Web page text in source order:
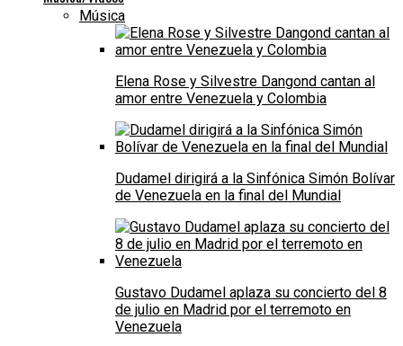
Música
Elena Rose y Silvestre Dangond cantan al
amor entre Venezuela y Colombia
Dudamel dirigirá a la Sinfónica Simón Bolívar
de Venezuela en la final del Mundial
Gustavo Dudamel aplaza su concierto del 8
de julio en Madrid por el terremoto en
Venezuela